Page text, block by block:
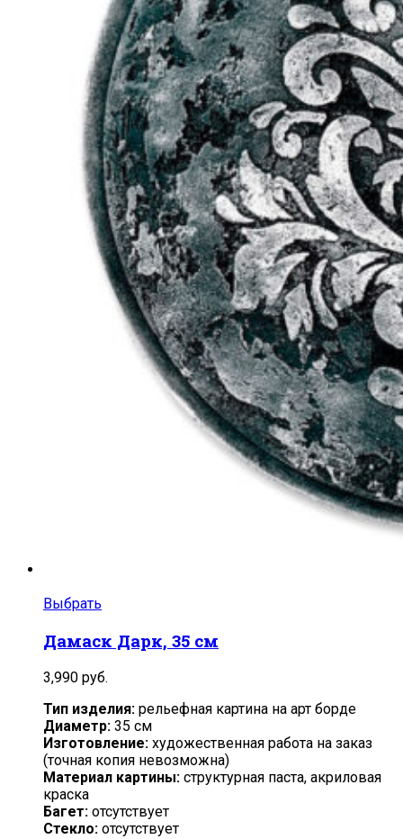
Выбрать
Дамаск Дарк, 35 см
3,990 руб.
Тип изделия: рельефная картина на арт борде
Диаметр: 35 см
Изготовление: художественная работа на заказ
(точная копия невозможна)
Материал картины: структурная паста, акриловая
краска
Багет: отсутствует
Стекло: отсутствует